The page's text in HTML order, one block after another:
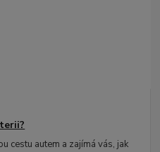
cestu autem a zajímá vás, jak